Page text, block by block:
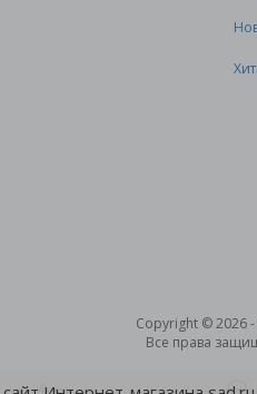
Copyright © 2026
Все права